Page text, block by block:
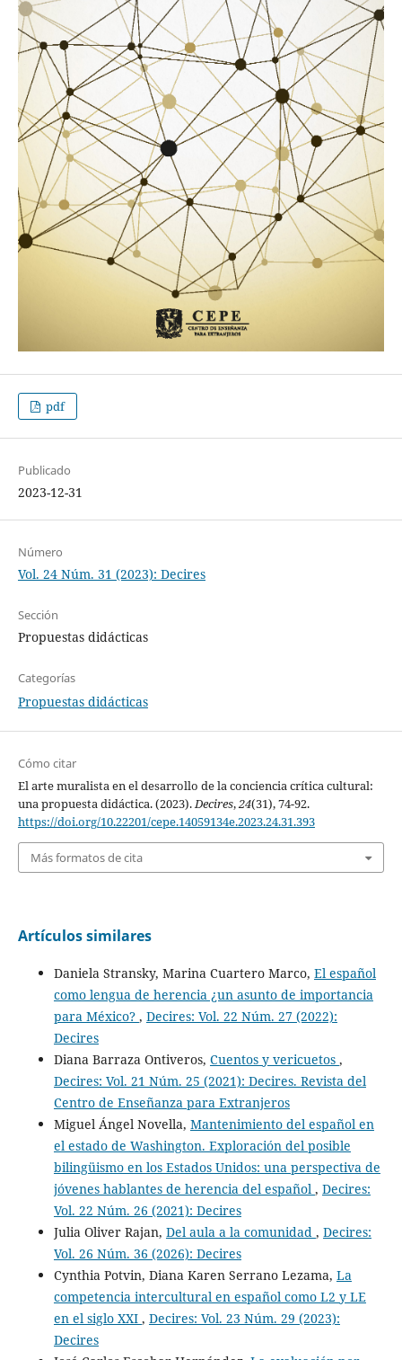
pdf
Publicado
2023-12-31
Número
Vol. 24 Núm. 31 (2023): Decires
Sección
Propuestas didácticas
Categorías
Propuestas didácticas
Cómo citar
El arte muralista en el desarrollo de la conciencia crítica cultural:
una propuesta didáctica. (2023).Decires,24(31), 74-92.
https://doi.org/10.22201/cepe.14059134e.2023.24.31.393
Más formatos de cita
Artículos similares
Daniela Stransky, Marina Cuartero Marco, El español
como lengua de herencia ¿un asunto de importancia
para México? , Decires: Vol. 22 Núm. 27 (2022):
Decires
Diana Barraza Ontiveros, Cuentos y vericuetos ,
Decires: Vol. 21 Núm. 25 (2021): Decires. Revista del
Centro de Enseñanza para Extranjeros
Miguel Ángel Novella, Mantenimiento del español en
el estado de Washington. Exploración del posible
bilingüismo en los Estados Unidos: una perspectiva de
jóvenes hablantes de herencia del español , Decires:
Vol. 22 Núm. 26 (2021): Decires
Julia Oliver Rajan, Del aula a la comunidad , Decires:
Vol. 26 Núm. 36 (2026): Decires
Cynthia Potvin, Diana Karen Serrano Lezama, La
competencia intercultural en español como L2 y LE
en el siglo XXI , Decires: Vol. 23 Núm. 29 (2023):
Decires